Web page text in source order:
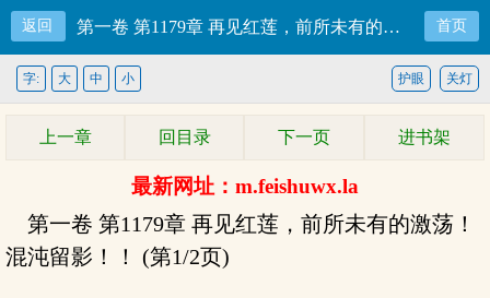
返回 第一卷 第1179章 再见红莲，前所未有的激荡！混沌留影！！ 首页
关灯
护眼
字: 大 中 小
上一章 回目录 下一页 进书架
最新网址：m.feishuwx.la
第一卷 第1179章 再见红莲，前所未有的激荡！
混沌留影！！ (第1/2页)